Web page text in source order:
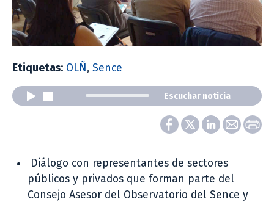
Etiquetas: OLÑ, Sence
Escuchar noticia
Diálogo con representantes de sectores
públicos y privados que forman parte del
Consejo Asesor del Observatorio del Sence y